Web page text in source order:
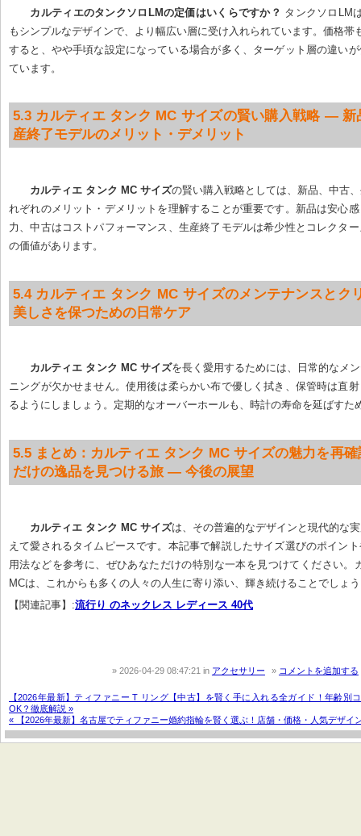
カルティエのタンクソロLMの定価はいくらですか？ タンクソロLM
もシンプルなデザインで、より幅広い層に受け入れられています。価格帯
すると、やや手頃な設定になっている場合が多く、ターゲット層の違い
ています。
5.3 カルティエ タンク MC サイズの賢い購入戦略 — 新
産終了モデルのメリット・デメリット
カルティエ タンク MC サイズの賢い購入戦略としては、新品、中古
れぞれのメリット・デメリットを理解することが重要です。新品は安心
力、中古はコストパフォーマンス、生産終了モデルは希少性とコレクタ
の価値があります。
5.4 カルティエ タンク MC サイズのメンテナンスとク
美しさを保つための日常ケア
カルティエ タンク MC サイズを長く愛用するためには、日常的なメ
ニングが欠かせません。使用後は柔らかい布で優しく拭き、保管時は直
るようにしましょう。定期的なオーバーホールも、時計の寿命を延ばすた
5.5 まとめ：カルティエ タンク MC サイズの魅力を再
だけの逸品を見つける旅 — 今後の展望
カルティエ タンク MC サイズは、その普遍的なデザインと現代的な
えて愛されるタイムピースです。本記事で解説したサイズ選びのポイン
用法などを参考に、ぜひあなただけの特別な一本を見つけてください。
MCは、これからも多くの人々の人生に寄り添い、輝き続けることでしょ
【関連記事】:流行り のネックレス レディース 40代
2026-04-29 08:47:21 in アクセサリー コメントを追加する
【2026年最新】ティファニー T リング【中古】を賢く手に入れる全ガイド！年齢別
OK？徹底解説 »
« 【2026年最新】名古屋でティファニー婚約指輪を賢く選ぶ！店舗・価格・人気デザイ